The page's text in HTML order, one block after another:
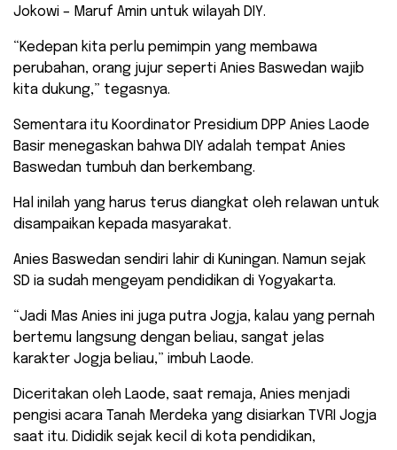
Jokowi – Maruf Amin untuk wilayah DIY.
“Kedepan kita perlu pemimpin yang membawa
perubahan, orang jujur seperti Anies Baswedan wajib
kita dukung,” tegasnya.
Sementara itu Koordinator Presidium DPP Anies Laode
Basir menegaskan bahwa DIY adalah tempat Anies
Baswedan tumbuh dan berkembang.
Hal inilah yang harus terus diangkat oleh relawan untuk
disampaikan kepada masyarakat.
Anies Baswedan sendiri lahir di Kuningan. Namun sejak
SD ia sudah mengeyam pendidikan di Yogyakarta.
“Jadi Mas Anies ini juga putra Jogja, kalau yang pernah
bertemu langsung dengan beliau, sangat jelas
karakter Jogja beliau,” imbuh Laode.
Diceritakan oleh Laode, saat remaja, Anies menjadi
pengisi acara Tanah Merdeka yang disiarkan TVRI Jogja
saat itu. Dididik sejak kecil di kota pendidikan,